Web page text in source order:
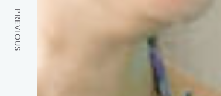
PREVIOUS